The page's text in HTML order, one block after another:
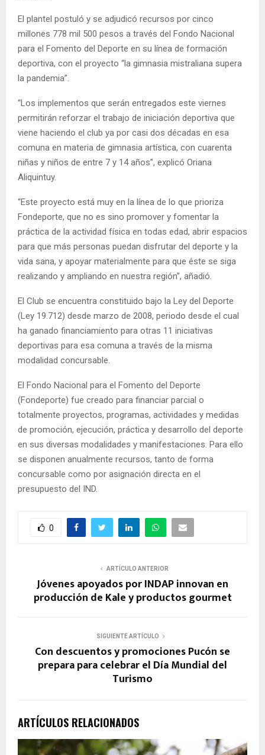
El plantel postuló y se adjudicó recursos por cinco
millones 778 mil 500 pesos a través del Fondo Nacional
para el Fomento del Deporte en su línea de formación
deportiva, con el proyecto “la gimnasia mistraliana supera
la pandemia”.
“Los implementos que serán entregados este viernes
permitirán reforzar el trabajo de iniciación deportiva que
viene haciendo el club ya por casi dos décadas en esa
comuna en materia de gimnasia artística, con cuarenta
niñas y niños de entre 7 y 14 años”, explicó Oriana
Aliquintuy.
“Este proyecto está muy en la línea de lo que prioriza
Fondeporte, que no es sino promover y fomentar la
práctica de la actividad física en todas edad, abrir espacios
para que más personas puedan disfrutar del deporte y la
vida sana, y apoyar materialmente para que éste se siga
realizando y ampliando en nuestra región”, añadió.
El Club se encuentra constituido bajo la Ley del Deporte
(Ley 19.712) desde marzo de 2008, periodo desde el cual
ha ganado financiamiento para otras 11 iniciativas
deportivas para esa comuna a través de la misma
modalidad concursable.
El Fondo Nacional para el Fomento del Deporte
(Fondeporte) fue creado para financiar parcial o
totalmente proyectos, programas, actividades y medidas
de promoción, ejecución, práctica y desarrollo del deporte
en sus diversas modalidades y manifestaciones. Para ello
se disponen anualmente recursos, tanto de forma
concursable como por asignación directa en el
presupuesto del IND.
0
ARTÍCULO ANTERIOR
Jóvenes apoyados por INDAP innovan en
producción de Kale y productos gourmet
SIGUIENTE ARTÍCULO
Con descuentos y promociones Pucón se
prepara para celebrar el Día Mundial del
Turismo
ARTÍCULOS RELACIONADOS